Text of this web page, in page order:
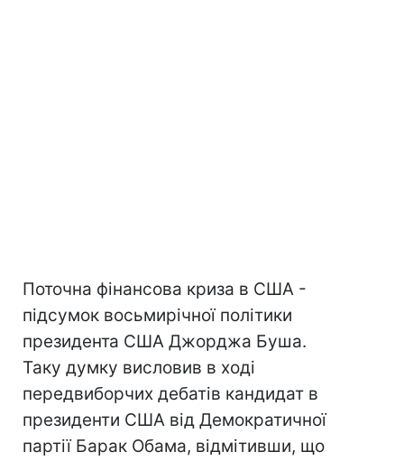
Поточна фінансова криза в США -
підсумок восьмирічної політики
президента США Джорджа Буша.
Таку думку висловив в ході
передвиборчих дебатів кандидат в
президенти США від Демократичної
партії Барак Обама, відмітивши, що